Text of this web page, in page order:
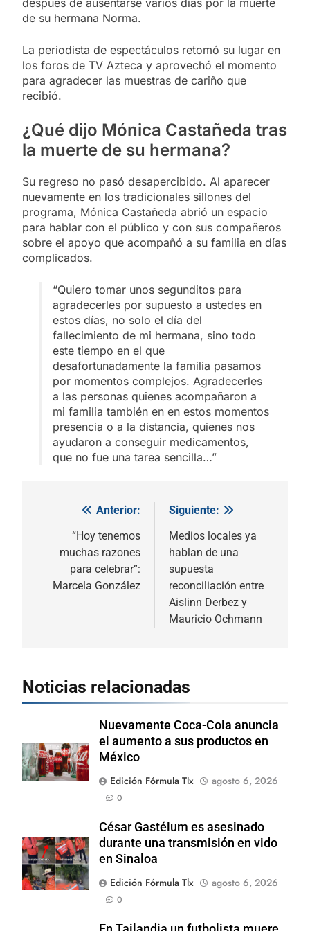
después de ausentarse varios días por la muerte
de su hermana Norma.
La periodista de espectáculos retomó su lugar en
los foros de TV Azteca y aprovechó el momento
para agradecer las muestras de cariño que
recibió.
¿Qué dijo Mónica Castañeda tras
la muerte de su hermana?
Su regreso no pasó desapercibido. Al aparecer
nuevamente en los tradicionales sillones del
programa, Mónica Castañeda abrió un espacio
para hablar con el público y con sus compañeros
sobre el apoyo que acompañó a su familia en días
complicados.
“Quiero tomar unos segunditos para
agradecerles por supuesto a ustedes en
estos días, no solo el día del
fallecimiento de mi hermana, sino todo
este tiempo en el que
desafortunadamente la familia pasamos
por momentos complejos. Agradecerles
a las personas quienes acompañaron a
mi familia también en en estos momentos
presencia o a la distancia, quienes nos
ayudaron a conseguir medicamentos,
que no fue una tarea sencilla…”
Navegación
entradas
Anterior:
“Hoy tenemos
muchas razones
para celebrar”:
Marcela González
Siguiente:
Medios locales ya
hablan de una
supuesta
reconciliación entre
Aislinn Derbez y
Mauricio Ochmann
Noticias relacionadas
Nuevamente Coca-Cola anuncia
el aumento a sus productos en
México
Edición Fórmula Tlx
agosto 6, 2026
0
César Gastélum es asesinado
durante una transmisión en vido
en Sinaloa
Edición Fórmula Tlx
agosto 6, 2026
0